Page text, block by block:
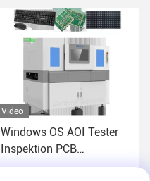
Video
Windows OS AOI Tester
Inspektion PCB
Inspektionsmaschine 2D